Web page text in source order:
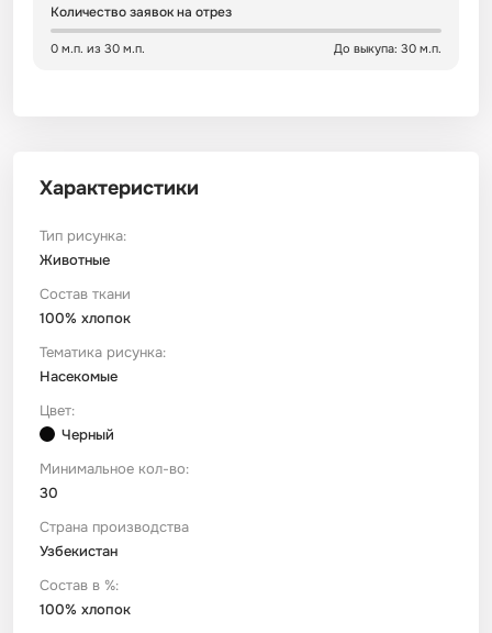
Количество заявок на отрез
0 м.п. из 30 м.п. До выкупа: 30 м.п.
Характеристики
Тип рисунка:
Животные
Состав ткани
100% хлопок
Тематика рисунка:
Насекомые
Цвет:
Черный
Минимальное кол-во:
30
Страна производства
Узбекистан
Состав в %:
100% хлопок
Сатин
Сатин Страйп
Сатин Твил
Сетка
Ситец
Спанбонд
ТиСи Твил
Трикотаж
Тюль
Фланель
Флис
Футер
Шелк Армани
Зеленый
Детский
Город / архитектура
Морская тема
Космос
Техника / транспорт
Этнический
Имитации материалов